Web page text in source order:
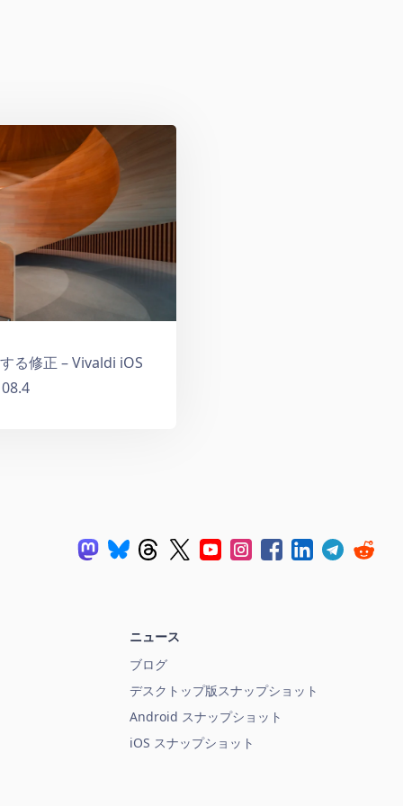
る修正 – Vivaldi iOS
ニュース
ブログ
デスクトップ版スナップショット
Android スナップショット
iOS スナップショット